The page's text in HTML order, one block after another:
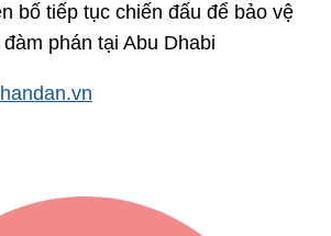
bố tiếp tục chiến đấu để bảo vệ
đàm phán tại Abu Dhabi